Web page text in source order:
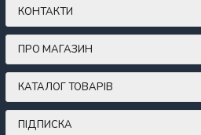
КОНТАКТИ
ПРО МАГАЗИН
КАТАЛОГ ТОВАРІВ
ПІДПИСКА